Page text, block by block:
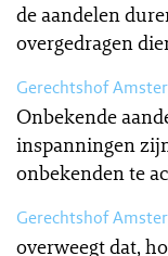
de aandelen
overgedragen
Gerechtshof
Onbekende
inspanningen
onbekenden te
Gerechtshof
overweegt dat,